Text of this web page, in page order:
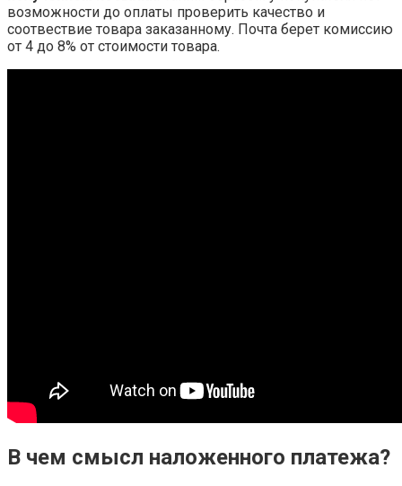
возможности до оплаты проверить качество и
соотвествие товара заказанному. Почта берет комиссию
от 4 до 8% от стоимости товара.
В чем смысл наложенного платежа?